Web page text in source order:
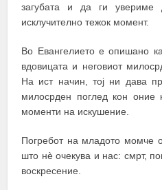
загубата и да ги
исклучително тежок момент.
Во Евангелието е опишано
вдовицата и неговиот
На ист начин, тој ни дава
милосрден поглед кон оние
моменти на искушение.
Погребот на младото момче
што нè очекува и нас: смрт,
воскресение.